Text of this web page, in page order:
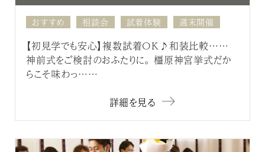
おすすめ 相談会 試着体験 週末開催
【初見学でも安心】複数試着OK♪和装比較……
神前式をご検討のおふたりに。 橿原神宮挙式だか
らこそ味わっ……
詳細を見る